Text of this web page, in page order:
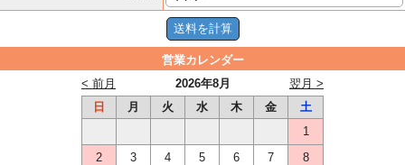
営業カレンダー
2026年8月
< 前月
翌月 >
日
月 火 水 木 金
土
1
2
3 4 5 6 7
8